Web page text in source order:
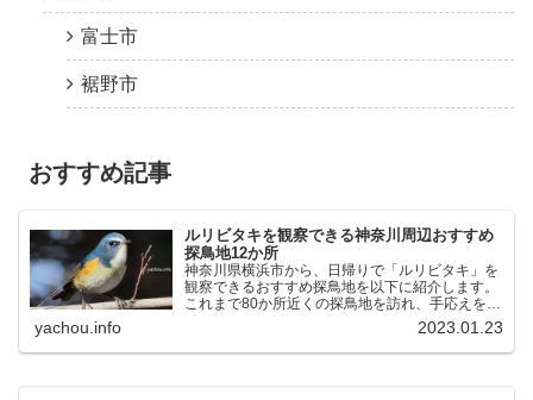
富士市
裾野市
おすすめ記事
ルリビタキを観察できる神奈川周辺おすすめ
探鳥地12か所
神奈川県横浜市から、日帰りで「ルリビタキ」を
観察できるおすすめ探鳥地を以下に紹介します。
これまで80か所近くの探鳥地を訪れ、手応えを感
じた場所です。以下、★ が多いほど観察しやす
く、出現頻度が高いと感じた場所です。 北本自然
観察公園：埼玉県...
yachou.info 2023.01.23